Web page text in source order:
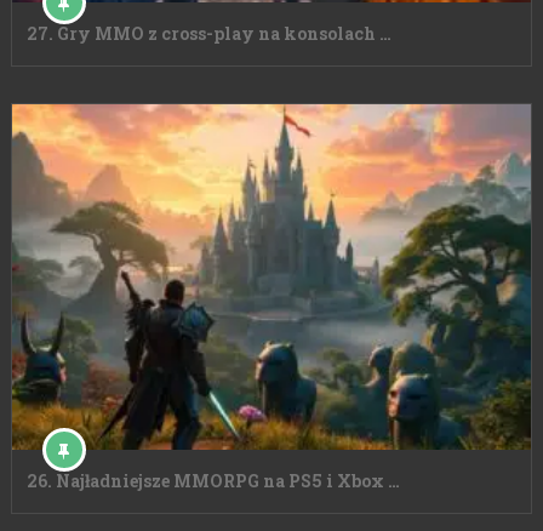
27. Gry MMO z cross-play na konsolach …
26. Najładniejsze MMORPG na PS5 i Xbox …